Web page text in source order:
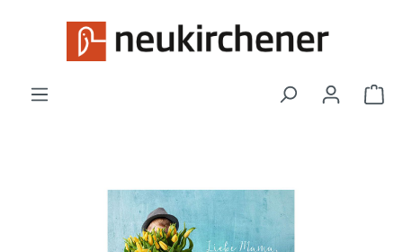
Zum Hauptinhalt springen